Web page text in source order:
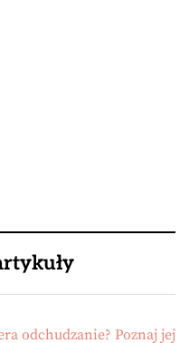
odchudzanie? Poznaj jej